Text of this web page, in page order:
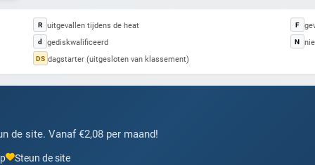
R uitgevallen tijdens de heat F
d gediskwalificeerd N
DS dagstarter (uitgesloten van klassement)
de site. Vanaf €2,08 per maand!
Steun de site